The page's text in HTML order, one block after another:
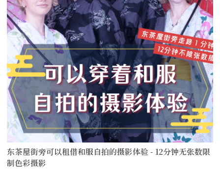
东茶屋街旁可以租借和服自拍的摄影体验 - 12分钟无张数限
制色彩摄影